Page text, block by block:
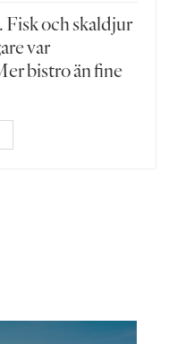
Fisk och skaldjur
var
bistro än fine